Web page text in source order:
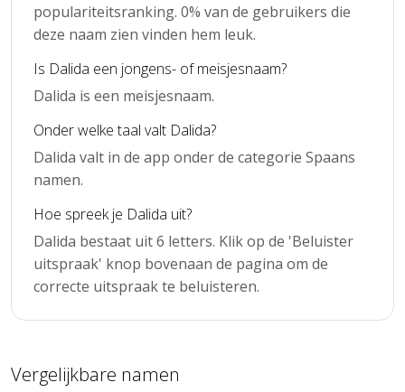
populariteitsranking. 0% van de gebruikers die
deze naam zien vinden hem leuk.
Is Dalida een jongens- of meisjesnaam?
Dalida is een meisjesnaam.
Onder welke taal valt Dalida?
Dalida valt in de app onder de categorie Spaans
namen.
Hoe spreek je Dalida uit?
Dalida bestaat uit 6 letters. Klik op de 'Beluister
uitspraak' knop bovenaan de pagina om de
correcte uitspraak te beluisteren.
Vergelijkbare namen